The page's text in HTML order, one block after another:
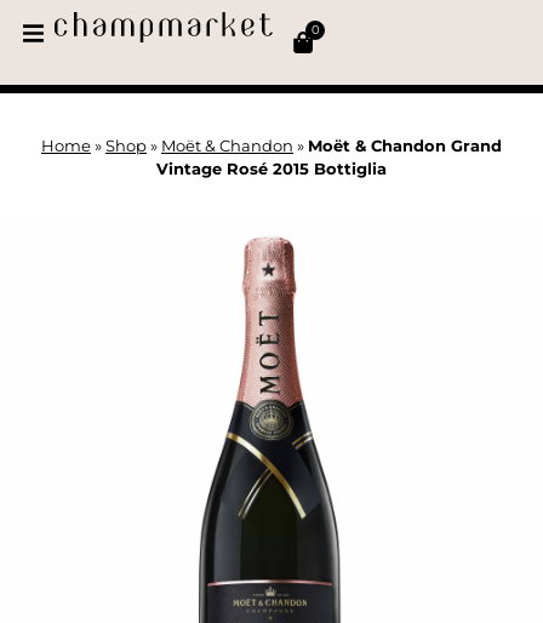
0
Home » Shop » Moët & Chandon » Moët & Chandon Grand
Vintage Rosé 2015 Bottiglia